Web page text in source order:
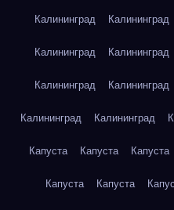
Калининград Калининград
Калининград Калининград
Калининград Калининград
Калининград Калининград
Капуста Капуста Капуста
Капуста Капуста